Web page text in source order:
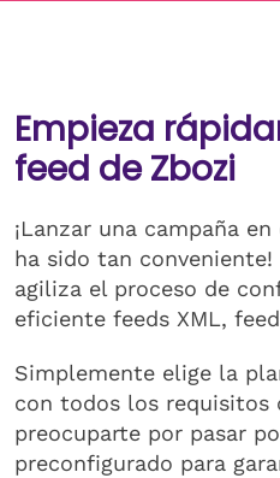
Empieza
feed de Zbozi
¡Lanzar una campaña
ha sido tan
agiliza el proceso de
eficiente feeds XML,
Simplemente elige la
con todos los requisitos
preocuparte por pasar
preconfigurado para